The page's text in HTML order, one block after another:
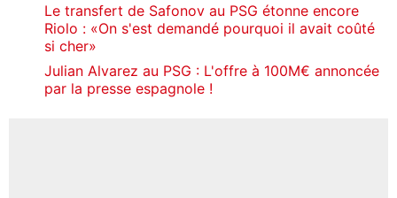
Le transfert de Safonov au PSG étonne encore
Riolo : «On s'est demandé pourquoi il avait coûté
si cher»
Julian Alvarez au PSG : L'offre à 100M€ annoncée
par la presse espagnole !